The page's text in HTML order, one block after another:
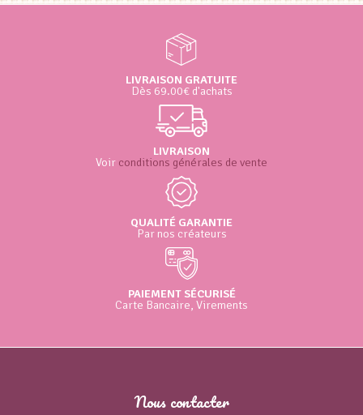
LIVRAISON GRATUITE
Dès 69.00€ d'achats
LIVRAISON
Voir conditions générales de vente
QUALITÉ GARANTIE
Par nos créateurs
PAIEMENT SÉCURISÉ
Carte Bancaire, Virements
Nous contacter